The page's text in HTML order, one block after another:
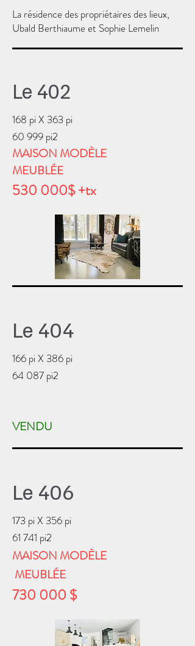
La résidence des propriétaires des lieux,
Ubald Berthiaume et Sophie Lemelin
Le 402
168 pi X 363 pi
60 999 pi2
MAISON MODÈLE
MEUBLÉE
530 000$ +tx
Le 404
166 pi X 386 pi
64 087 pi2
VENDU
Le 406
173 pi X 356 pi
61 741 pi2
MAISON MODÈLE
MEUBLÉE
730 000 $